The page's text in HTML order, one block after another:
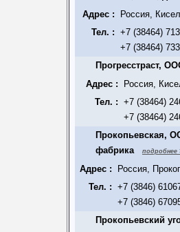
Адрес :
Россия,
Тел. : +7 (38464)
+7 (38464)
Прогресстраст,
Адрес :
Россия,
Тел. : +7 (38464)
+7 (38464)
Прокопьевская,
фабрика
подробнее
Адрес :
Россия,
Тел. : +7 (3846)
+7 (3846)
Прокопьевский